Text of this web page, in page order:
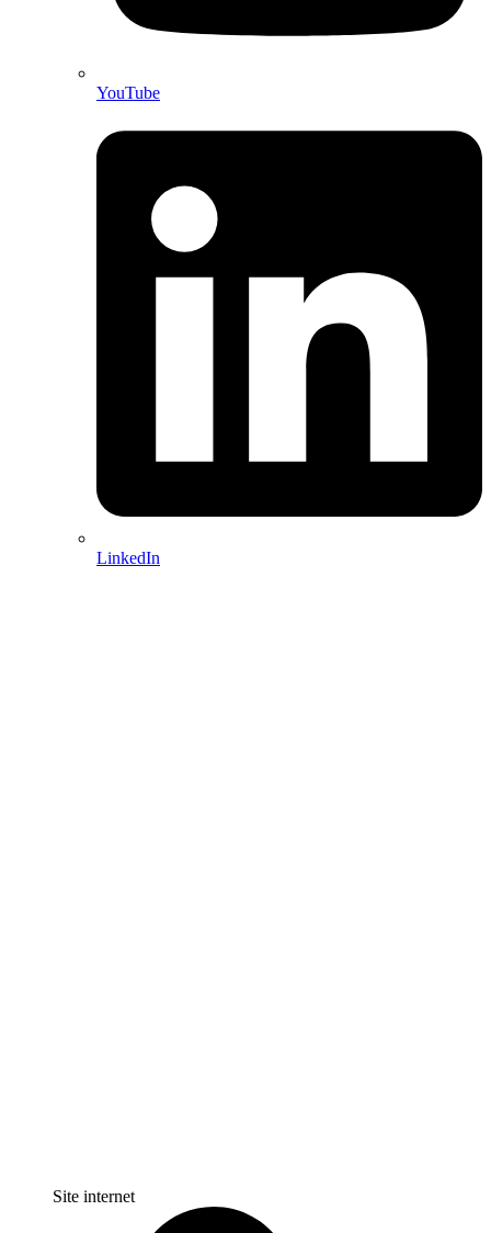
YouTube
LinkedIn
Site internet